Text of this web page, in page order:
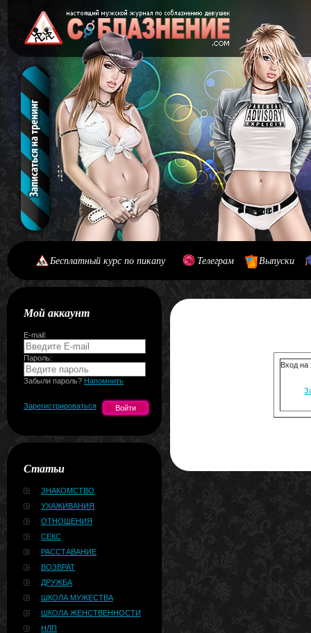
Бесплатный курс по пикапу Телеграм Выпуски
Мой аккаунт
E-mail:
Пароль:
Забыли пароль? Напомнить
Зарегистрироваться
Статьи
ЗНАКОМСТВО
УХАЖИВАНИЯ
ОТНОШЕНИЯ
СЕКС
РАССТАВАНИЕ
ВОЗВРАТ
ДРУЖБА
ШКОЛА МУЖЕСТВА
ШКОЛА ЖЕНСТВЕННОСТИ
НЛП
Вход на